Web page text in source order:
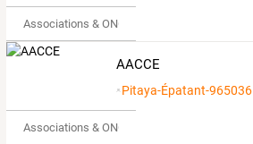
Associations & ONG
AACCE
Pitaya-Épatant-965036
Associations & ONG